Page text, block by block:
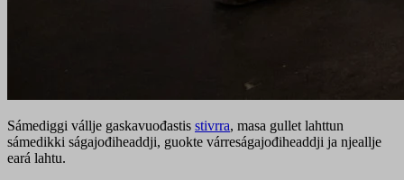
Sámediggi vállje gaskavuođastis stivrra, masa gullet lahttun
sámedikki ságajođiheaddji, guokte várreságajođiheaddji ja njeallje
eará lahtu.